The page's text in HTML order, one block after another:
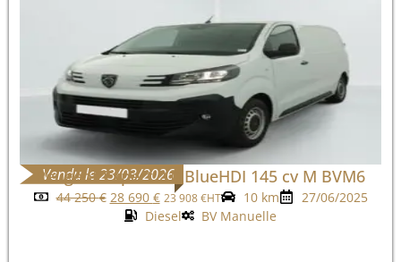
Vendu le 23/03/2026
Peugeot Expert 2.0 BlueHDI 145 cv M BVM6
44 250€ 28 690 € 23 908 €HT 10 km
27/06/2025
Diesel
BV Manuelle